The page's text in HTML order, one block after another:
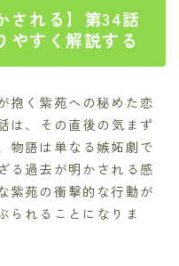
される】第34話
やすく解説する
抱く紫苑への秘めた恋
は、その直後の気まず
物語は単なる嫉妬劇で
る過去が明かされる感
紫苑の衝撃的な行動が
られることになりま